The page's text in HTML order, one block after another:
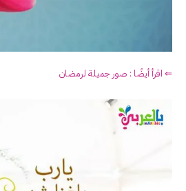
⇐ اقرأ أيضًا : صور جميلة لرمضان